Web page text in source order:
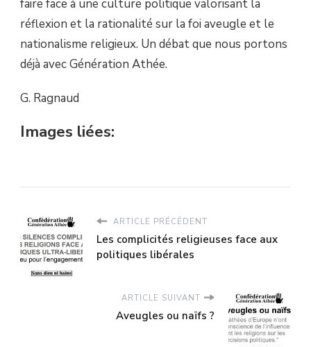
faire face à une culture politique valorisant la
réflexion et la rationalité sur la foi aveugle et le
nationalisme religieux. Un débat que nous portons
déjà avec Génération Athée.
G. Ragnaud
Images liées:
ARTICLE PRÉCÉDENT
Les complicités religieuses face aux
politiques libérales
ARTICLE SUIVANT
Aveugles ou naïfs ?